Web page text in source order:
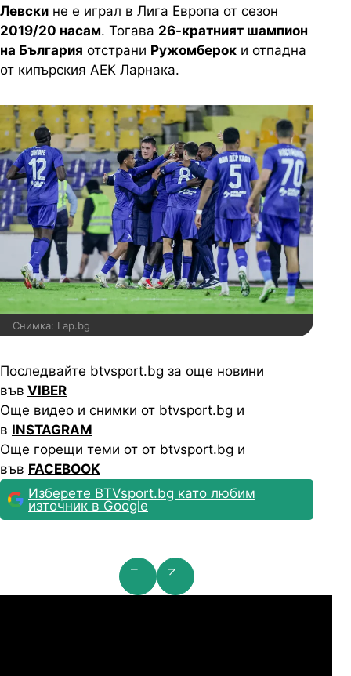
Левски не е играл в Лига Европа от сезон
2019/20 насам. Тогава 26-кратният шампион
на България отстрани Ружомберок и отпадна
от кипърския АЕК Ларнака.
Снимка: Lap.bg
Последвайте btvsport.bg за още новини
във VIBER
Още видео и снимки от btvsport.bg и
в INSTAGRAM
Още горещи теми от от btvsport.bg и
във FACEBOOK
Изберете BTVsport.bg като любим
източник в Google